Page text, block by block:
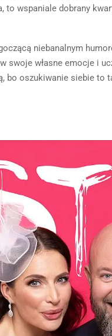
to wspaniale dobrany
niebanalnym
swoje własne emocje i
bo oszukiwanie siebie to